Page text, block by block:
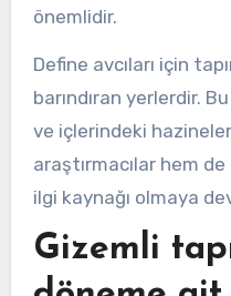
önemlidir.
Define avcıları için
barındıran yerlerdir.
ve içlerindeki
araştırmacılar hem
ilgi kaynağı olmaya
Gizemli